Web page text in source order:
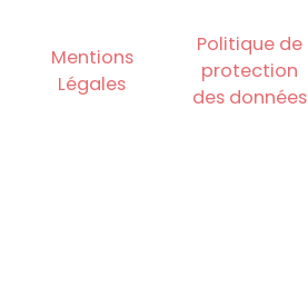
Mentions
Légales
Politique de
protection
des données